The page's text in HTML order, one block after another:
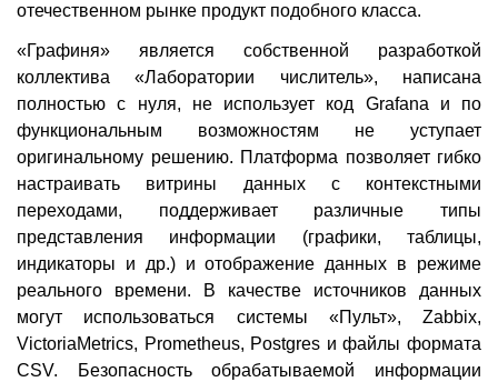
отечественном рынке продукт подобного класса.
«Графиня» является собственной разработкой
коллектива «Лаборатории числитель», написана
полностью с нуля, не использует код Grafana и по
функциональным возможностям не уступает
оригинальному решению. Платформа позволяет гибко
настраивать витрины данных с контекстными
переходами, поддерживает различные типы
представления информации (графики, таблицы,
индикаторы и др.) и отображение данных в режиме
реального времени. В качестве источников данных
могут использоваться системы «Пульт», Zabbix,
VictoriaMetrics, Prometheus, Postgres и файлы формата
CSV. Безопасность обрабатываемой информации